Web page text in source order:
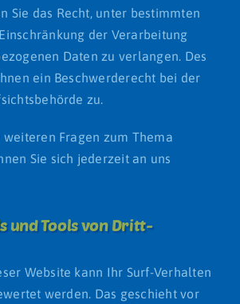
Sie das Recht, unter bestimmten
der Verarbeitung
Daten zu verlangen. Des
ein Beschwerderecht bei der
zu.
Fragen zum Thema
Sie sich jederzeit an uns
und Tools von Dritt­
Website kann Ihr Surf-Verhalten
werden. Das geschieht vor